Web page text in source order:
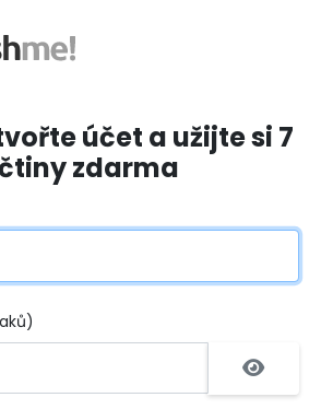
účet a užijte si 7
zdarma